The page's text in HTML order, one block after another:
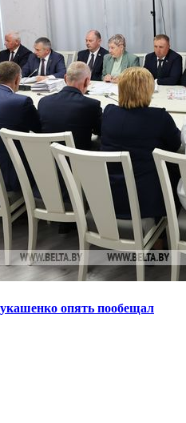
опять пообещал